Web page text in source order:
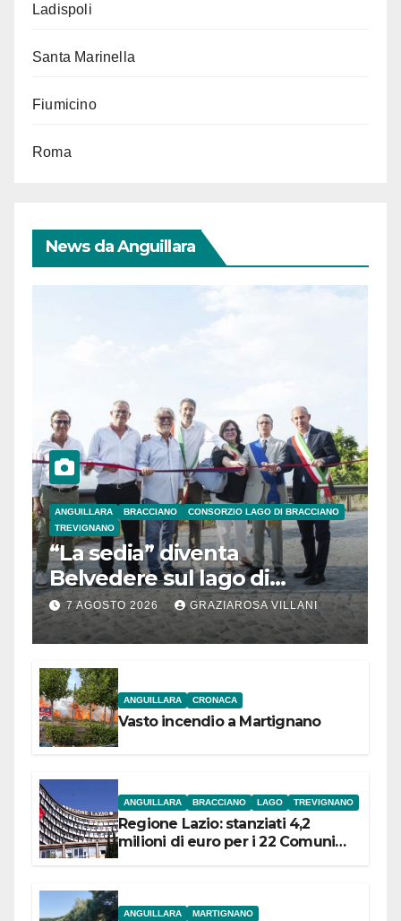
Ladispoli
Santa Marinella
Fiumicino
Roma
News da Anguillara
ANGUILLARA BRACCIANO
CONSORZIO LAGO DI BRACCIANO
TREVIGNANO
“La sedia” diventa
Belvedere sul lago di
Bracciano: ieri
l’inaugurazione
7 AGOSTO 2026 GRAZIAROSA VILLANI
ANGUILLARA CRONACA
Vasto incendio a Martignano
ANGUILLARA BRACCIANO LAGO TREVIGNANO
Regione Lazio: stanziati 4,2
milioni di euro per i 22 Comuni
ANGUILLARA MARTIGNANO